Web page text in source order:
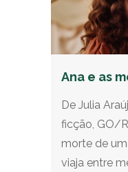
Ana e as
De Julia
ficção, GO/
morte de
viaja entre